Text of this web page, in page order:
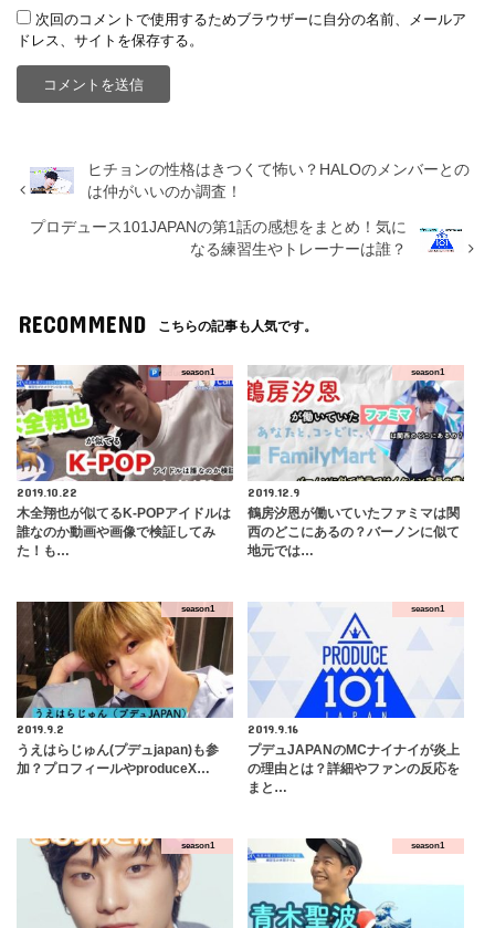
次回のコメントで使用するためブラウザーに自分の名前、メールア
ドレス、サイトを保存する。
ヒチョンの性格はきつくて怖い？HALOのメンバーとの
は仲がいいのか調査！
プロデュース101JAPANの第1話の感想をまとめ！気に
なる練習生やトレーナーは誰？
RECOMMEND こちらの記事も人気です。
season1
2019.10.22
木全翔也が似てるK-POPアイドルは
誰なのか動画や画像で検証してみ
た！も…
season1
2019.12.9
鶴房汐恩が働いていたファミマは関
西のどこにあるの？バーノンに似て
地元では…
season1
2019.9.2
うえはらじゅん(プデュjapan)も参
加？プロフィールやproduceX…
season1
2019.9.16
プデュJAPANのMCナイナイが炎上
の理由とは？詳細やファンの反応を
まと…
season1 season1